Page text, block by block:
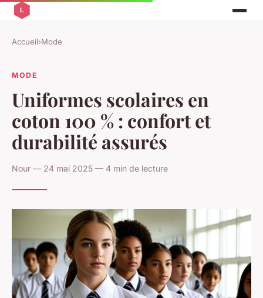
Accueil›Mode
MODE
Uniformes scolaires en
coton 100 % : confort et
durabilité assurés
Nour — 24 mai 2025 — 4 min de lecture